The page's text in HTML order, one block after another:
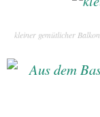
kleiner gemütlicher Balkon